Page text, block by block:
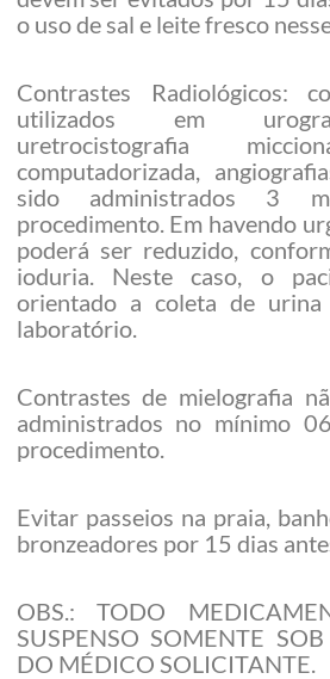
o uso de sal e leite fresco
Contrastes Radiológicos:
utilizados em
uretrocistografia
computadorizada,
sido administrados 3
procedimento. Em havendo
poderá ser reduzido,
ioduria. Neste caso, o
orientado a coleta de
laboratório.
Contrastes de mielografia
administrados no mínimo
procedimento.
Evitar passeios na praia,
bronzeadores por 15 dias
OBS.: TODO
SUSPENSO SOMENTE
DO MÉDICO SOLICITANTE.